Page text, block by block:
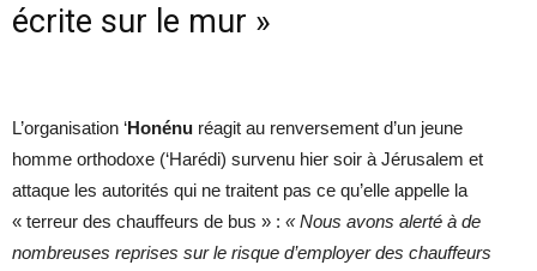
écrite sur le mur »
L’organisation ‘Honénu réagit au renversement d’un jeune
homme orthodoxe (‘Harédi) survenu hier soir à Jérusalem et
attaque les autorités qui ne traitent pas ce qu’elle appelle la
« terreur des chauffeurs de bus » : « Nous avons alerté à de
nombreuses reprises sur le risque d’employer des chauffeurs